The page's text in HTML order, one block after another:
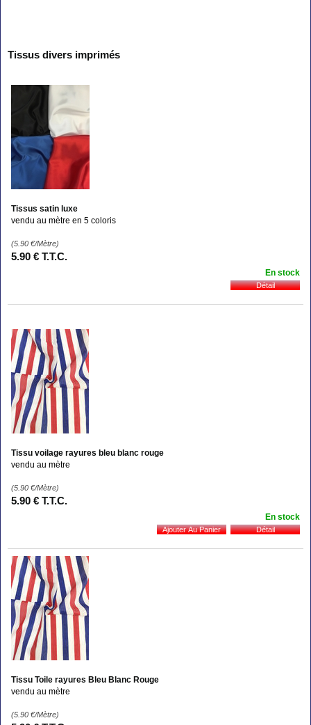
Tissus divers imprimés
Tissus satin luxe
vendu au mètre en 5 coloris
(5.90 €/Mètre)
5.90 € T.T.C.
En stock
Tissu voilage rayures bleu blanc rouge
vendu au mètre
(5.90 €/Mètre)
5.90 € T.T.C.
En stock
Tissu Toile rayures Bleu Blanc Rouge
vendu au mètre
(5.90 €/Mètre)